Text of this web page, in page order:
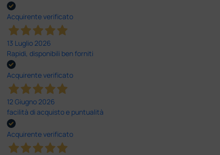
Acquirente verificato
13 Luglio 2026
Rapidi, disponibili ben forniti
Acquirente verificato
12 Giugno 2026
facilità di acquisto e puntualità
Acquirente verificato